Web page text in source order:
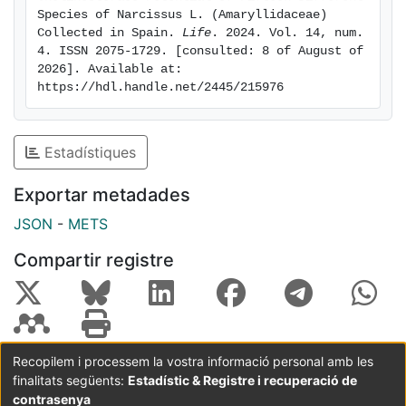
evaluating their ability to inhibit the enzymes
acetyl- and butyrylcholinesterase (AChE and BuChE,
respectively). The species N. jacetanus exhibited
the best inhibition values against AChE, with IC50
values of 0.75 0.03 gmL 1, while N. jonquilla
was the most active against BuChE, with IC50 values
Species of Narcissus L. (Amaryllidaceae)
Collected in Spain. Life . 2024. Vol. 14, num.
4. ISSN 2075-1729. [consulted: 8 of August of
2026]. Available at:
https://hdl.handle.net/2445/215976
Estadístiques
Exportar metadades
JSON - METS
Compartir registre
Coordinació:CRAI UB Avís legal
Metadades
subjectes a:
Recopilem i processem la vostra informació personal amb les
finalitats següents: Estadístic & Registre i recuperació de
contrasenya